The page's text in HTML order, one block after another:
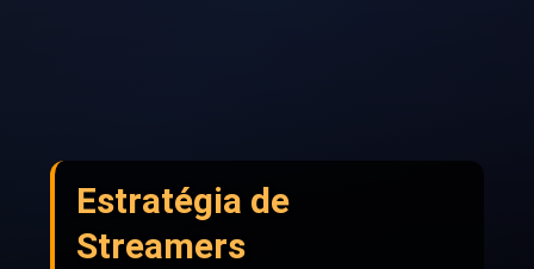
Estratégia de
Streamers